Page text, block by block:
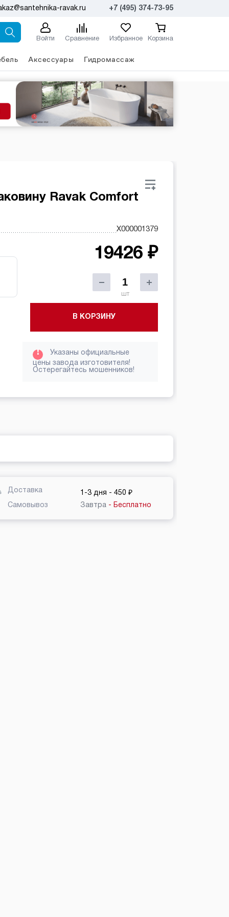
ravak.ru +7 (495) 374-73-95
Войти Сравнение Избранное Корзина
Аксессуары Гидромассаж
Ravak Comfort
X000001379
19426 ₽
шт
В КОРЗИНУ
!
Указаны официальные
цены завода изготовителя!
Остерегайтесь мошенников!
Доставка 1-3 дня - 450 ₽
Самовывоз
Завтра - Бесплатно